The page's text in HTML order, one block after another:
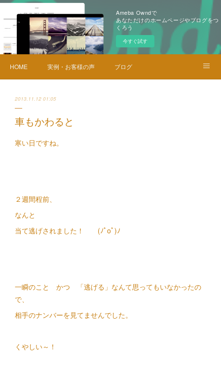
Ameba Owndで
あなただけのホームページやブログをつ
くろう
今すぐ試す
HOME 実例・お客様の声 ブログ
2013.11.12 01:05
車もかわると
寒い日ですね。
２週間程前、
なんと
当て逃げされました！ (ﾉﾟοﾟ)ﾉ
一瞬のこと かつ 「逃げる」なんて思ってもいなかったの
で、
相手のナンバーを見てませんでした。
くやしい～！